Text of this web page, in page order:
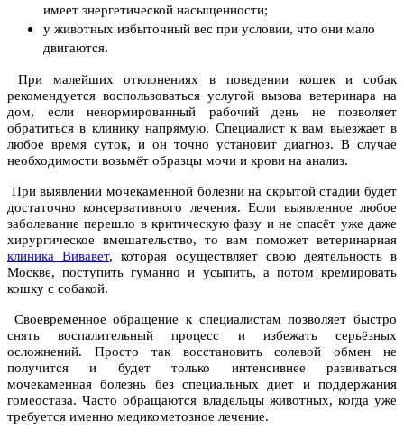
имеет энергетической насыщенности;
у животных избыточный вес при условии, что они мало
двигаются.
При малейших отклонениях в поведении кошек и собак
рекомендуется воспользоваться услугой вызова ветеринара на
дом, если ненормированный рабочий день не позволяет
обратиться в клинику напрямую. Специалист к вам выезжает в
любое время суток, и он точно установит диагноз. В случае
необходимости возьмёт образцы мочи и крови на анализ.
При выявлении мочекаменной болезни на скрытой стадии будет
достаточно консервативного лечения. Если выявленное любое
заболевание перешло в критическую фазу и не спасёт уже даже
хирургическое вмешательство, то вам поможет ветеринарная
клиника Вивавет, которая осуществляет свою деятельность в
Москве, поступить гуманно и усыпить, а потом кремировать
кошку с собакой.
Своевременное обращение к специалистам позволяет быстро
снять воспалительный процесс и избежать серьёзных
осложнений. Просто так восстановить солевой обмен не
получится и будет только интенсивнее развиваться
мочекаменная болезнь без специальных диет и поддержания
гомеостаза. Часто обращаются владельцы животных, когда уже
требуется именно медикометозное лечение.